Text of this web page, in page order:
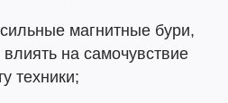
магнитные бури,
влиять на самочувствие
техники;